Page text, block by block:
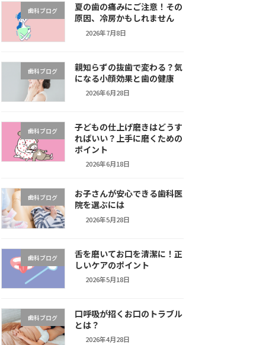
歯科ブログ
夏の歯の痛みにご注意！その
原因、冷房かもしれません
2026年7月8日
歯科ブログ
親知らずの抜歯で変わる？気
になる小顔効果と歯の健康
2026年6月28日
歯科ブログ
子どもの仕上げ磨きはどうす
ればいい？上手に磨くための
ポイント
2026年6月18日
歯科ブログ
お子さんが安心できる歯科医
院を選ぶには
2026年5月28日
歯科ブログ
舌を磨いてお口を清潔に！正
しいケアのポイント
2026年5月18日
歯科ブログ
口呼吸が招くお口のトラブル
とは？
2026年4月28日